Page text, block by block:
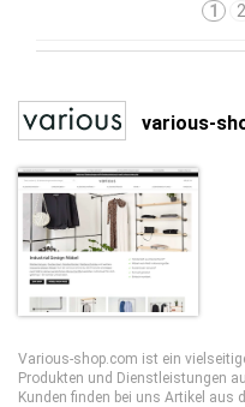
1 2
various-
Various-shop.com ist ein
Produkten und Dienstleistungen
Kunden finden bei uns Artikel aus